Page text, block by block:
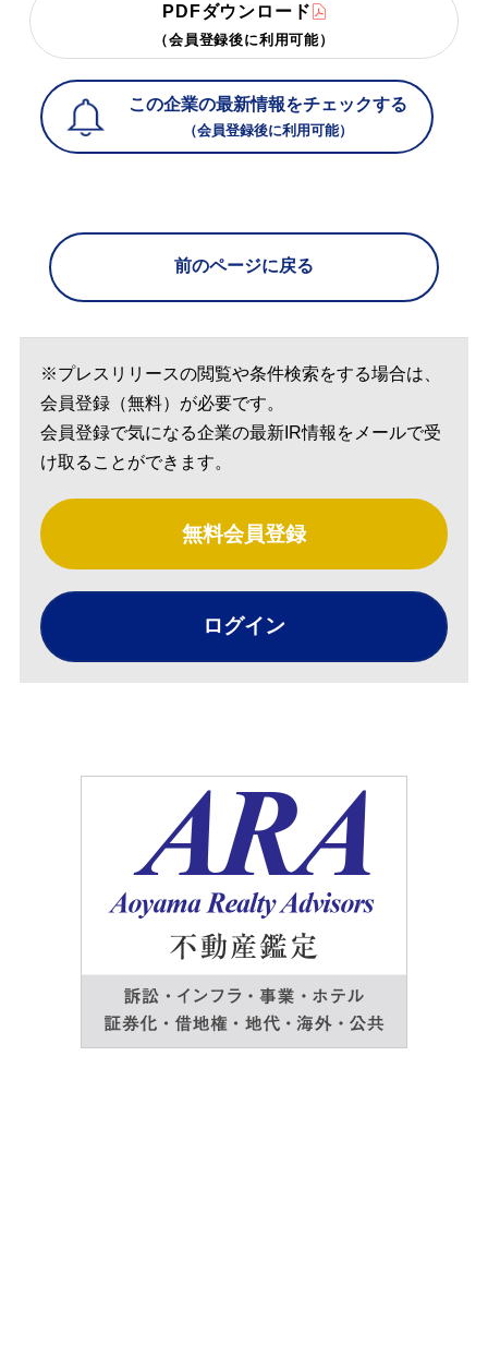
PDFダウンロード
（会員登録後に利用可能）
この企業の最新情報をチェックする
（会員登録後に利用可能）
前のページに戻る
※プレスリリースの閲覧や条件検索をする場合は、
会員登録（無料）が必要です。
会員登録で気になる企業の最新IR情報をメールで受
け取ることができます。
無料会員登録
ログイン